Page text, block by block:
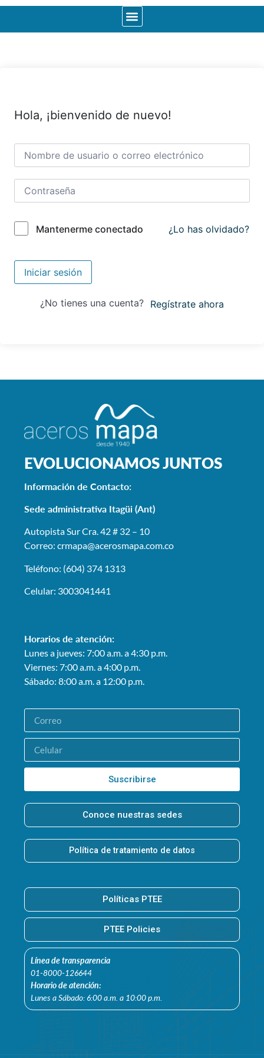
Hola, ¡bienvenido de nuevo!
Mantenerme conectado ¿Lo has olvidado?
Iniciar sesión
¿No tienes una cuenta? Regístrate ahora
EVOLUCIONAMOS JUNTOS
Información de Contacto:
Sede administrativa Itagüi (Ant)
Autopista Sur Cra. 42 # 32 – 10
Correo: crmapa@acerosmapa.com.co
Teléfono: (604) 374 1313
Celular: 3003041441
Horarios de atención:
Lunes a jueves: 7:00 a.m. a 4:30 p.m.
Viernes: 7:00 a.m. a 4:00 p.m.
Sábado: 8:00 a.m. a 12:00 p.m.
Suscribirse
Conoce nuestras sedes
Política de tratamiento de datos
Políticas PTEE
PTEE Policies
Línea de transparencia
01-8000-126644
Horario de atención:
Lunes a Sábado: 6:00 a.m. a 10:00 p.m.